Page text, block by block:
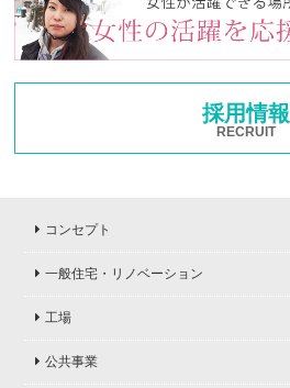
採用情報
RECRUIT
コンセプト
一般住宅・リノベーション
工場
公共事業